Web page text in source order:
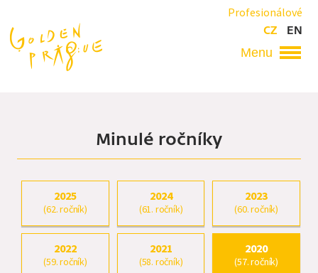
hlavnímu
obsahu
Profesionálové
CZ
EN
Minulé ročníky
2025
(62. ročník)
2024
(61. ročník)
2023
(60. ročník)
2022
(59. ročník)
2021
(58. ročník)
2020
(57. ročník)